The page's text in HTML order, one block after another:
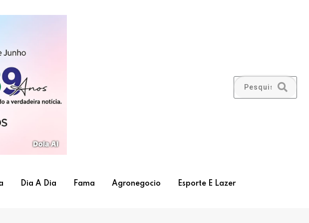
Dia A Dia Fama Agronegocio Esporte E Lazer